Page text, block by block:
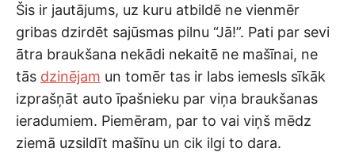
Šis ir jautājums, uz kuru atbildē ne vienmēr
gribas dzirdēt sajūsmas pilnu “Jā!”. Pati par sevi
ātra braukšana nekādi nekaitē ne mašīnai, ne
tās dzinējam un tomēr tas ir labs iemesls sīkāk
izprašņāt auto īpašnieku par viņa braukšanas
ieradumiem. Piemēram, par to vai viņš mēdz
ziemā uzsildīt mašīnu un cik ilgi to dara.